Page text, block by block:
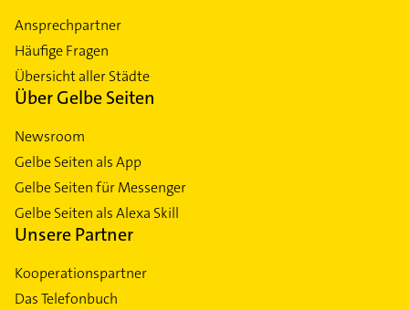
Ansprechpartner
Häufige Fragen
Übersicht aller Städte
Über Gelbe Seiten
Newsroom
Gelbe Seiten als App
Gelbe Seiten für Messenger
Gelbe Seiten als Alexa Skill
Unsere Partner
Kooperationspartner
Das Telefonbuch